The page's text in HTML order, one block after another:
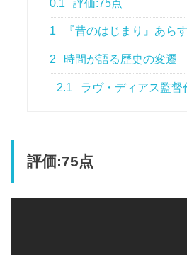
0.1 評価:75点
1 『昔のはじまり』あら
2 時間が語る歴史の変遷
2.1 ラヴ・ディアス監督
評価:75点